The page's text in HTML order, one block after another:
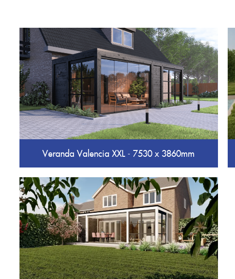
Veranda Valencia XXL - 7530 x 3860mm